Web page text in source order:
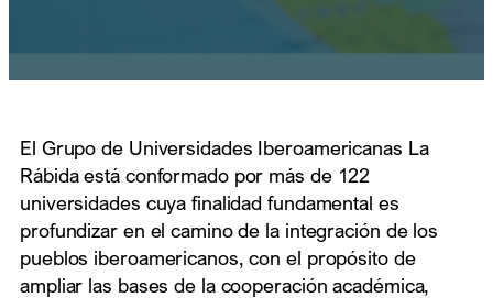
El Grupo de Universidades Iberoamericanas La
Rábida está conformado por más de 122
universidades cuya finalidad fundamental es
profundizar en el camino de la integración de los
pueblos iberoamericanos, con el propósito de
ampliar las bases de la cooperación académica,